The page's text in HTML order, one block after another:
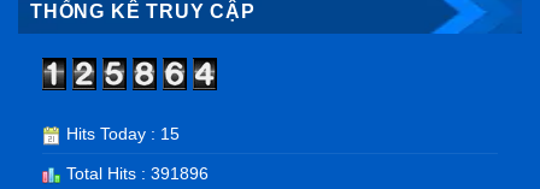
THỐNG KÊ TRUY CẬP
Hits Today : 15
Total Hits : 391896